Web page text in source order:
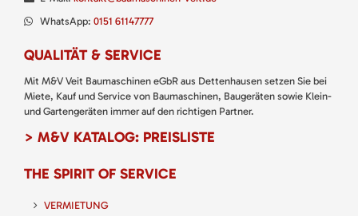
WhatsApp: 0151 61147777
QUALITÄT & SERVICE
Mit M&V Veit Baumaschinen eGbR aus Dettenhausen setzen Sie bei
Miete, Kauf und Service von Baumaschinen, Baugeräten sowie Klein-
und Gartengeräten immer auf den richtigen Partner.
> M&V KATALOG: PREISLISTE
THE SPIRIT OF SERVICE
VERMIETUNG